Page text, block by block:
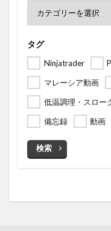
タグ
Ninjatrader
マレーシア動画
低温調理・スロー
備忘録
動画
検索